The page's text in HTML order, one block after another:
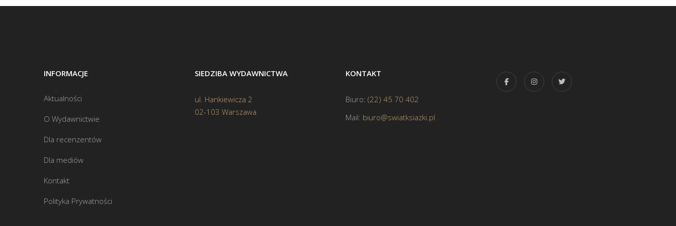
INFORMACJE
Aktualności
O Wydawnictwie
Dla recenzentów
Dla mediów
Kontakt
Polityka Prywatności
SIEDZIBA WYDAWNICTWA
ul. Hankiewicza 2
02-103 Warszawa
KONTAKT
Biuro: (22) 45 70 402
Mail: biuro@swiatksiazki.pl